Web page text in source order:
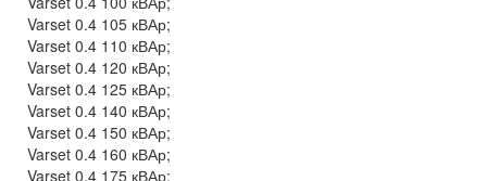
Varset 0.4 105 кВАр;
Varset 0.4 110 кВАр;
Varset 0.4 120 кВАр;
Varset 0.4 125 кВАр;
Varset 0.4 140 кВАр;
Varset 0.4 150 кВАр;
Varset 0.4 160 кВАр;
Varset 0.4 175 кВАр;